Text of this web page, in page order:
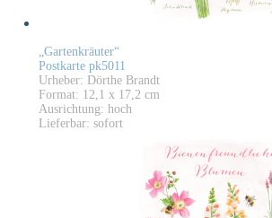
„Gartenkräuter“
Postkarte pk5011
Urheber: Dörthe Brandt
Format: 12,1 x 17,2 cm
Ausrichtung: hoch
Lieferbar: sofort